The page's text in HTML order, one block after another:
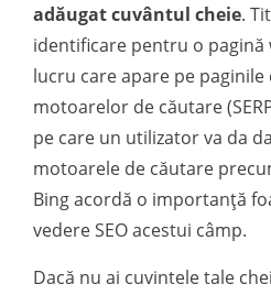
adăugat cuvântul cheie.
identificare pentru o pagină
lucru care apare pe
motoarelor de căutare
pe care un utilizator va da
motoarele de căutare
Bing acordă o importanță
vedere SEO acestui câmp.
Dacă nu ai cuvintele tale